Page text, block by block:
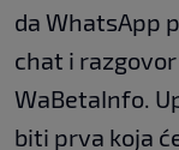
da WhatsApp
chat i
WaBetaInfo.
biti prva koja